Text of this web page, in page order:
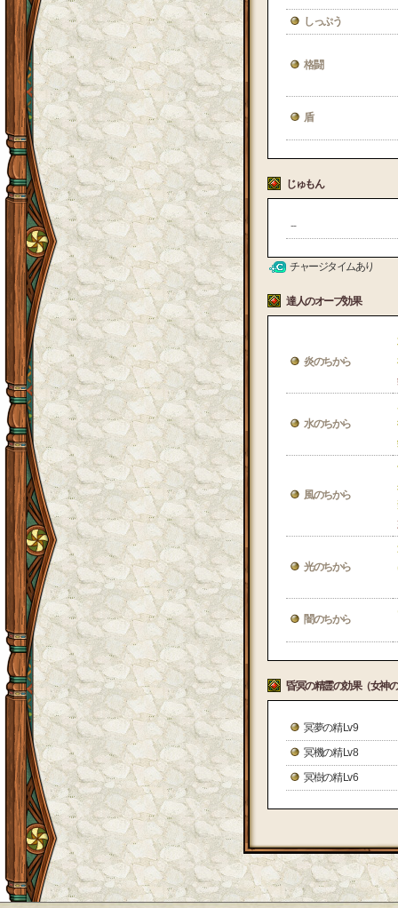
しっぷう
格闘
盾
じゅもん
--
チャージタイムあり
達人のオーブ効果
炎のちから
水のちから
風のちから
光のちから
闇のちから
昏冥の精霊の効果（女神
冥夢の精 Lv 9
冥機の精 Lv 8
冥樹の精 Lv 6